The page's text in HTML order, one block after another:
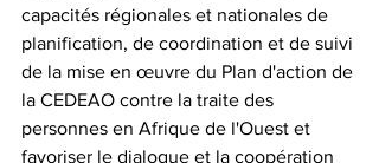
capacités régionales et nationales de
planification, de coordination et de suivi
de la mise en œuvre du Plan d'action de
la CEDEAO contre la traite des
personnes en Afrique de l'Ouest et
favoriser le dialogue et la coopération